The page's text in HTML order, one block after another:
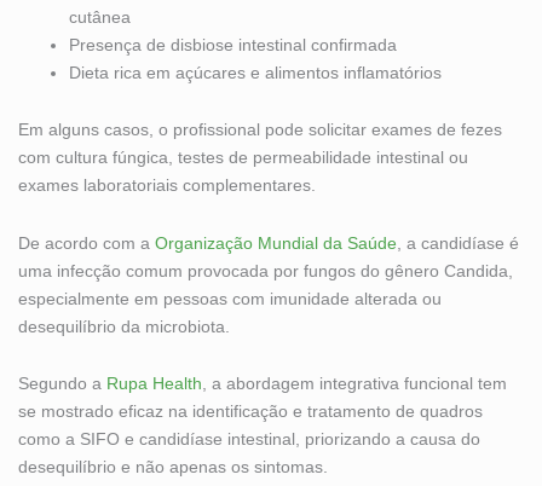
cutânea
Presença de disbiose intestinal confirmada
Dieta rica em açúcares e alimentos inflamatórios
Em alguns casos, o profissional pode solicitar exames de fezes
com cultura fúngica, testes de permeabilidade intestinal ou
exames laboratoriais complementares.
De acordo com a Organização Mundial da Saúde , a candidíase é
uma infecção comum provocada por fungos do gênero Candida,
especialmente em pessoas com imunidade alterada ou
desequilíbrio da microbiota.
Segundo a Rupa Health, a abordagem integrativa funcional tem
se mostrado eficaz na identificação e tratamento de quadros
como a SIFO e candidíase intestinal, priorizando a causa do
desequilíbrio e não apenas os sintomas.